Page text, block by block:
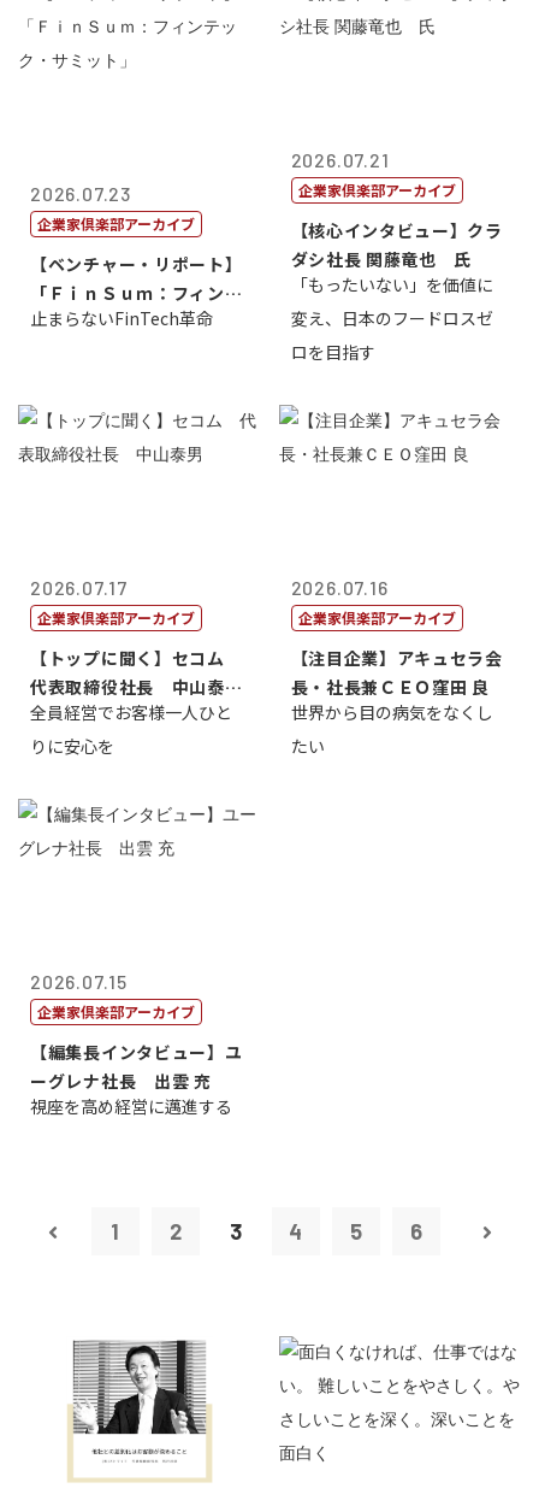
2026.07.23
企業家倶楽部アーカイブ
【ベンチャー・リポート】
「ＦｉｎＳｕｍ：フィンテ
ック・サミッ...
止まらないFinTech革命
2026.07.21
企業家倶楽部アーカイブ
【核心インタビュー】クラ
ダシ社長 関藤竜也 氏
「もったいない」を価値に
変え、日本のフードロスゼ
ロを目指す
2026.07.17
企業家倶楽部アーカイブ
【トップに聞く】セコム
代表取締役社長 中山泰
男
全員経営でお客様一人ひと
りに安心を
2026.07.16
企業家倶楽部アーカイブ
【注目企業】アキュセラ会
長・社長兼ＣＥＯ窪田 良
世界から目の病気をなくし
たい
2026.07.15
企業家倶楽部アーカイブ
【編集長インタビュー】ユ
ーグレナ社長 出雲 充
視座を高め経営に邁進する
1 2 3 4 5 6